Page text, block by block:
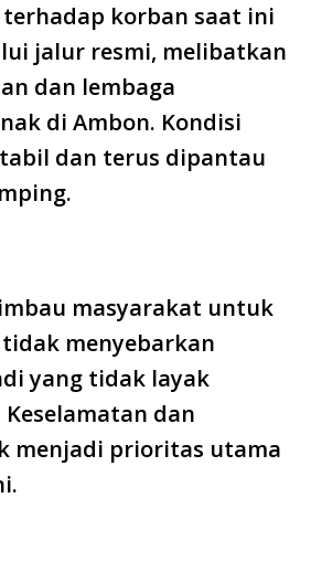
korban saat ini
jalur resmi, melibatkan
dan lembaga
di Ambon. Kondisi
dan terus dipantau
masyarakat untuk
menyebarkan
yang tidak layak
dan
menjadi prioritas utama